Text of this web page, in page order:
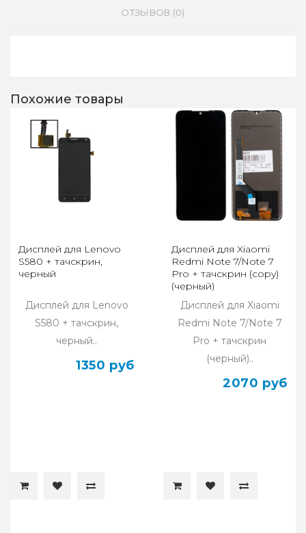
ОТЗЫВОВ (0)
Похожие товары
Дисплей для Lenovo
S580 + тачскрин,
черный
Дисплей для Lenovo
S580 + тачскрин,
черный..
1350 руб
Дисплей для Xiaomi
Redmi Note 7/Note 7
Pro + тачскрин (copy)
(черный)
Дисплей для Xiaomi
Redmi Note 7/Note 7
Pro + тачскрин
(черный)..
2070 руб